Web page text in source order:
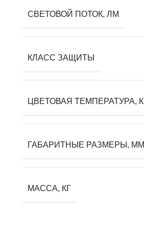
СВЕТОВОЙ ПОТОК, ЛМ
КЛАСС ЗАЩИТЫ
ЦВЕТОВАЯ ТЕМПЕРАТУРА, К
ГАБАРИТНЫЕ РАЗМЕРЫ, ММ
МАССА, КГ